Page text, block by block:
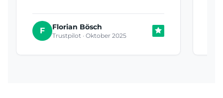
F Florian Bösch
Trustpilot · Oktober 2025